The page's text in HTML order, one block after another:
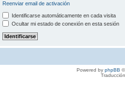
Reenviar email de activación
Identificarse automáticamente en cada visita
Ocultar mi estado de conexión en esta sesión
Powered by phpBB